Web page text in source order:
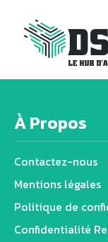
À Propos
Contactez-nous
Mentions légales
Politique de
Confidentialité